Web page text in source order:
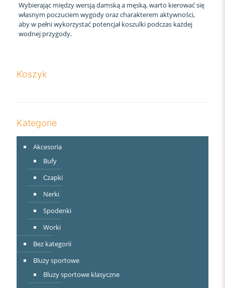
Wybierając między wersją damską a męską, warto kierować się
własnym poczuciem wygody oraz charakterem aktywności,
aby w pełni wykorzystać potencjał koszulki podczas każdej
wodnej przygody.
Koszyk
Kategorie
Akcesoria
Bufy
Czapki
Nerki
Spodenki
Worki
Bez kategorii
Bluzy sportowe
Bluzy sportowe klasyczne